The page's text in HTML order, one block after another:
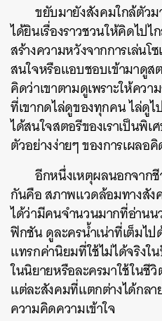
ขยับมายังสังคมใกล้ตัว
ได้ยินเรื่องราวชวนให้คิดไปไ
สร้างความหวังจากการเล่นโ
สนใจหรือแอบชอบเข้ามาดู
คิดว่าเขาตามดูเพราะให้คว
ที่เขากดไล่ดูของทุกคน ไล่ดู
ได้สนใจสตอรีของเราเป็นพิ
ตัวอย่างง่ายๆ ของการเผลอ
อีกหนึ่งเหตุผลนอกจา
กันคือ สภาพแวดล้อมทางสัง
ได้ว่ามีคนจำนวนมากที่อ่าน
ฟิกชัน ดูละครน้ำเน่าที่เต็มไ
แทรกค่านิยมที่ใช้ไม่ได้จริง
ในนิยายหรือละครมาใช้ในชี
แต่ละสังคมที่แตกต่างได้กล
ความคิดความเข้าใจ